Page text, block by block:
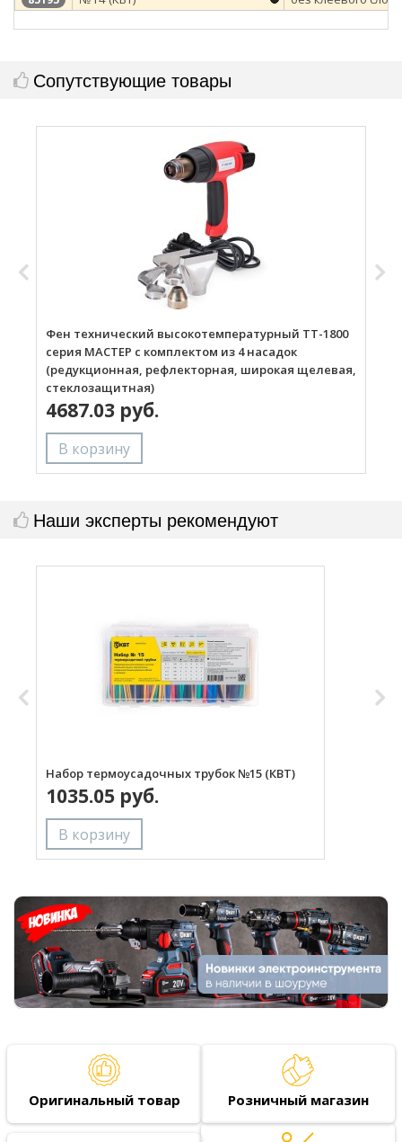
Сопутствующие товары
Фен технический высокотемпературный ТТ-1800
серия МАСТЕР с комплектом из 4 насадок
(редукционная, рефлекторная, широкая щелевая,
стеклозащитная)
4687.03 руб.
Наши эксперты рекомендуют
Набор термоусадочных трубок №15 (КВТ)
1035.05 руб.
Оригинальный товар Розничный магазин